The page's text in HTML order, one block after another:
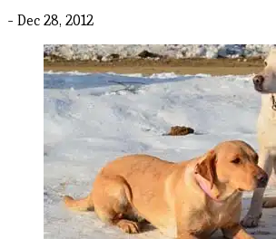
- Dec 28, 2012